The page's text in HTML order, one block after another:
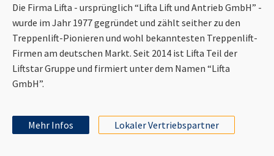
Die Firma Lifta - ursprünglich “Lifta Lift und Antrieb GmbH” -
wurde im Jahr 1977 gegründet und zählt seither zu den
Treppenlift-Pionieren und wohl bekanntesten Treppenlift-
Firmen am deutschen Markt. Seit 2014 ist Lifta Teil der
Liftstar Gruppe und firmiert unter dem Namen “Lifta
GmbH”.
Mehr Infos Lokaler Vertriebspartner